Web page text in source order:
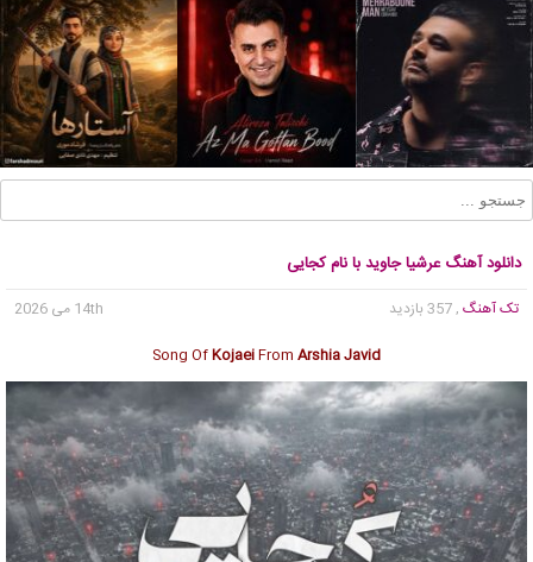
دانلود آهنگ عرشیا جاوید با نام کجایی
تک آهنگ , 357 بازدید
14th می 2026
Song OfKojaeiFrom Arshia Javid